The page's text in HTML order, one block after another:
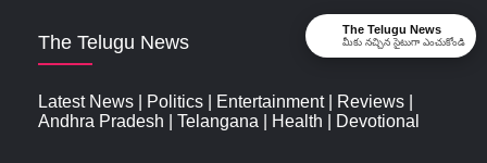
The Telugu News
Latest News Politics Entertainment| Reviews
Andhra Pradesh
Telangana Health Devotional
The Telugu News
మీకు నచ్చిన సైటుగా ఎంచుకోండి